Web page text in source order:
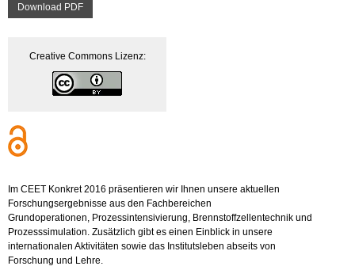
Down­load PDF
Crea­ti­ve Com­mons Li­zenz:
Im CEET Kon­kret 2016 prä­sen­tie­ren wir Ihnen un­se­re ak­tu­el­len
For­schungs­er­geb­nis­se aus den Fach­be­rei­chen
Grund­ope­ra­tio­nen, Pro­zess­in­ten­si­vie­rung, Brenn­stoff­zel­len­tech­nik und
Pro­zess­si­mu­la­ti­on. Zu­sätz­lich gibt es einen Ein­blick in un­se­re
in­ter­na­tio­na­len Ak­ti­vi­tä­ten sowie das In­sti­tuts­le­ben ab­seits von
For­schung und Lehre.